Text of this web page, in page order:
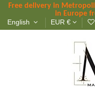
Free delivery in
in Europe
English EUR €